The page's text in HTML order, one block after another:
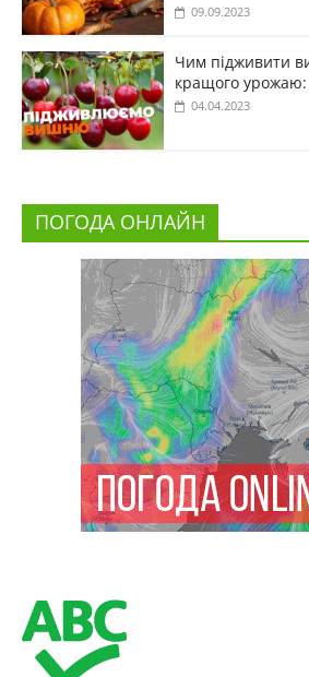
09.09.2023
Чим підживити
кращого урожаю:
04.04.2023
ПОГОДА ОНЛАЙН